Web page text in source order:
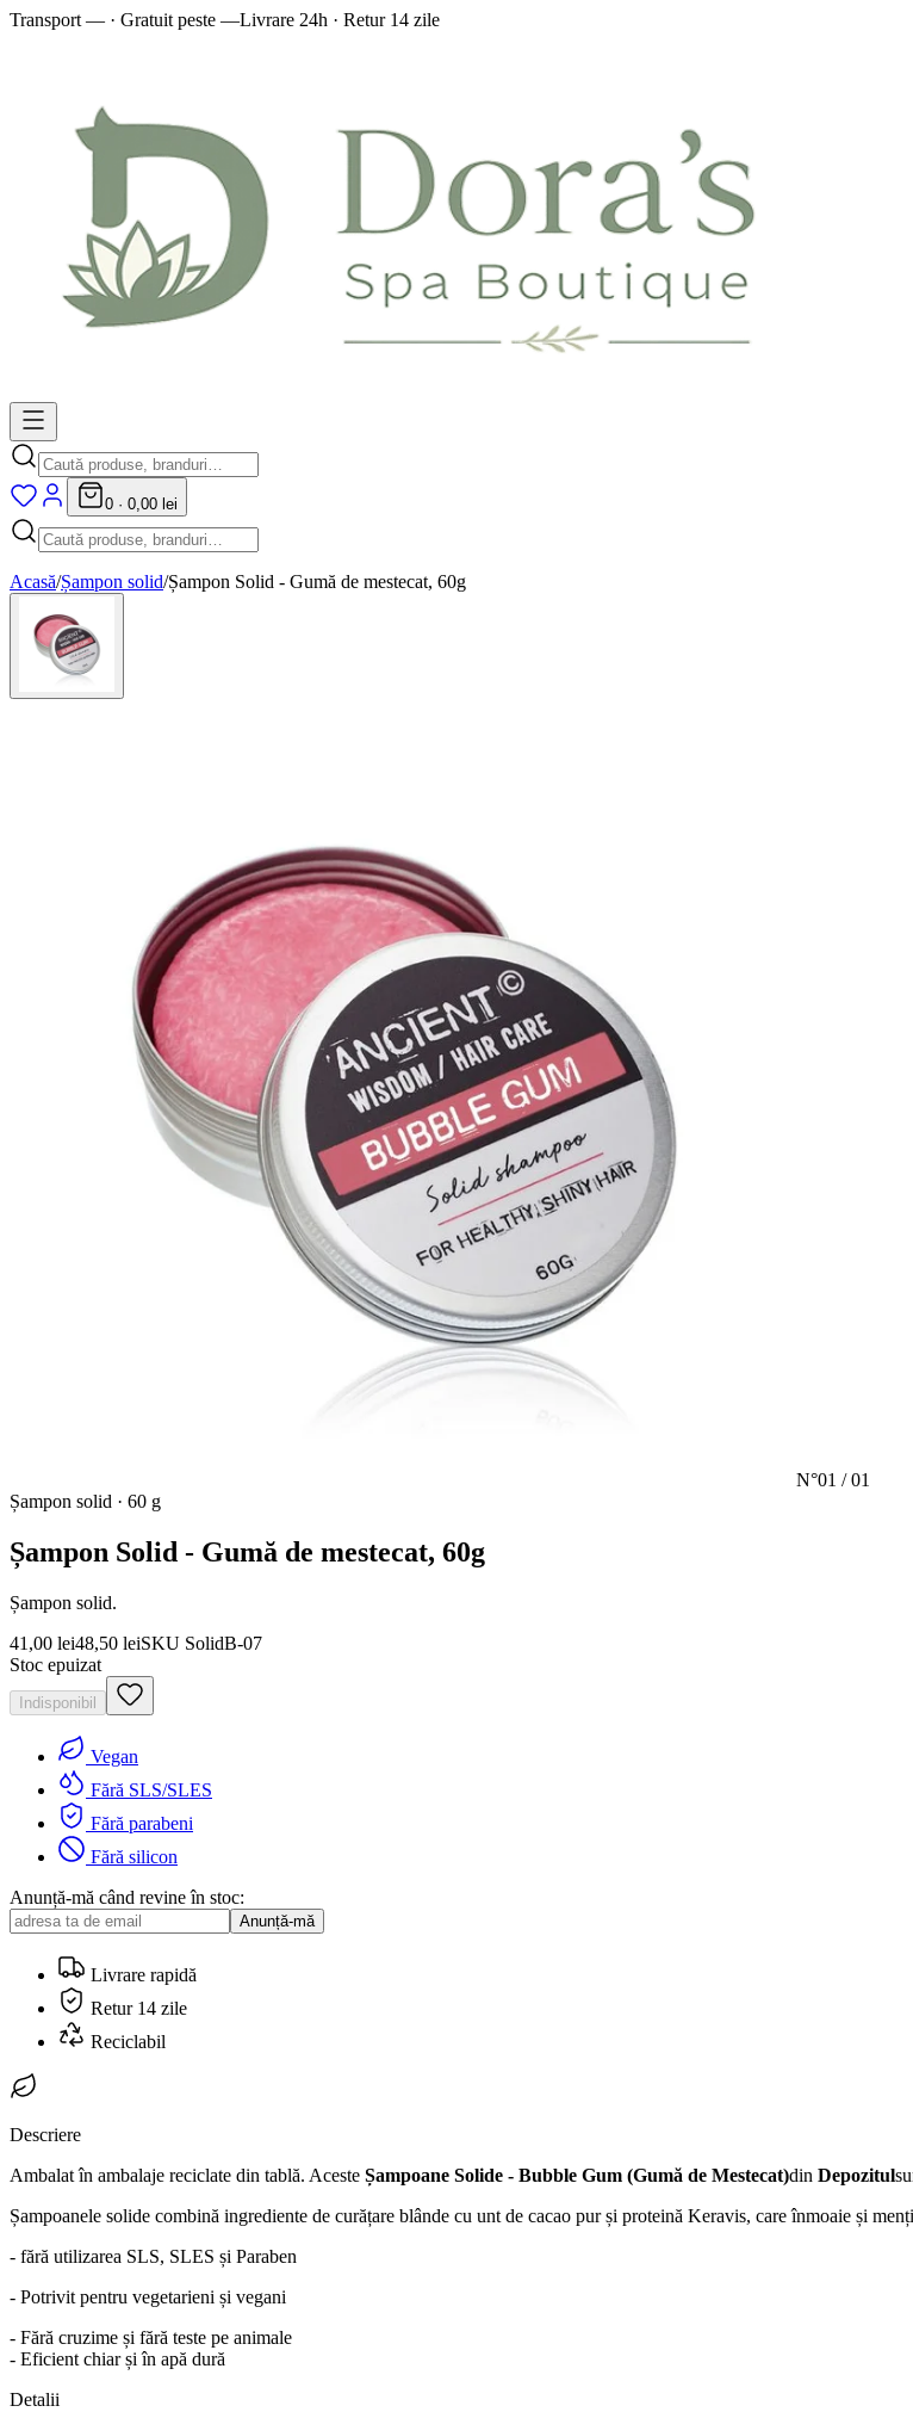
Transport — · Gratuit peste —Livrare 24h · Retur 14 zile
0 · 0,00 lei
Acasă/Șampon solid/Șampon Solid - Gumă de mestecat, 60g
N°01 /01
Șampon solid · 60 g
Șampon Solid - Gumă de mestecat, 60g
Șampon solid.
41,00 lei48,50 leiSKU SolidB-07
Stoc epuizat
Indisponibil
Vegan
Fără SLS/SLES
Fără parabeni
Fără silicon
Anunță-mă când revine în stoc:
Anunță-mă
Livrare rapidă
Retur 14 zile
Reciclabil
Descriere
Ambalat în ambalaje reciclate din tablă. Aceste Șampoane Solide - Bubble Gum (Gumă de Mestecat)din Depozitul
Șampoanele solide combină ingrediente de curățare blânde cu unt de cacao pur și proteină Keravis, care înmoaie și
- fără utilizarea SLS, SLES și Paraben
- Potrivit pentru vegetarieni și vegani
- Fără cruzime și fără teste pe animale
- Eficient chiar și în apă dură
Detalii